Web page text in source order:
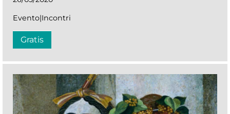
Evento|Incontri
Gratis